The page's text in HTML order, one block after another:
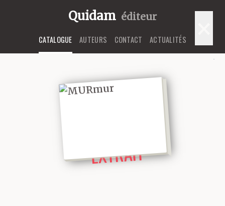
Quidam éditeur
CATALOGUE AUTEURS CONTACT ACTUALITÉS
EXTRAIT